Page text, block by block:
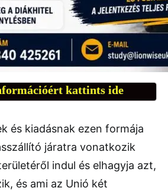
kattints ide
és kiadásnak ezen formája
járatra vonatkozik
indul és elhagyja azt,
és ami az Unió két